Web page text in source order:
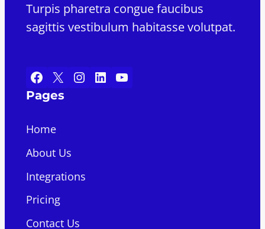
Turpis pharetra congue faucibus
sagittis vestibulum habitasse volutpat.
Facebook X Instagram LinkedIn YouTube
Pages
Home
About Us
Integrations
Pricing
Contact Us